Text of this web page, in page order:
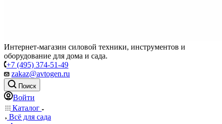
Интернет-магазин силовой техники, инструментов и
оборудование для дома и сада.
+7 (495) 374-51-49
zakaz@avtogen.ru
Поиск
Войти
Каталог
Всё для сада